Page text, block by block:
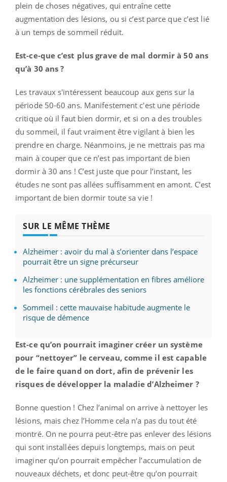
plein de choses négatives, qui entraîne cette
augmentation des lésions, ou si c’est parce que c’est lié
à un temps de sommeil réduit.
Est-ce-que c’est plus grave de mal dormir à 50 ans
qu’à 30 ans ?
Les travaux s'intéressent beaucoup aux gens sur la
période 50-60 ans. Manifestement c'est une période
critique où il faut bien dormir, et si on a des troubles
du sommeil, il faut vraiment être vigilant à bien les
prendre en charge. Néanmoins, je ne mettrais pas ma
main à couper que ce n’est pas important de bien
dormir à 30 ans ! C’est juste que pour l’instant, les
études ne sont pas allées suffisamment en amont. C’est
important de bien dormir toute sa vie !
SUR LE MÊME THÈME
Alzheimer : avoir du mal à s’orienter dans l’espace
pourrait être un signe précurseur
Alzheimer : une supplémentation en fibres améliore
les fonctions cérébrales des seniors
Sommeil : cette mauvaise habitude augmente le
risque de démence
Est-ce qu’on pourrait imaginer créer un système
pour “nettoyer” le cerveau, comme il est capable
de le faire quand on dort, afin de prévenir les
risques de développer la maladie d’Alzheimer ?
Bonne question ! Chez l’animal on arrive à nettoyer les
lésions, mais chez l’Homme cela n'a pas du tout été
montré. On ne pourra peut-être pas enlever des lésions
qui sont installées depuis longtemps, mais on peut
imaginer qu’on pourrait empêcher l’accumulation de
nouveaux déchets, et donc peut-être qu’on pourrait